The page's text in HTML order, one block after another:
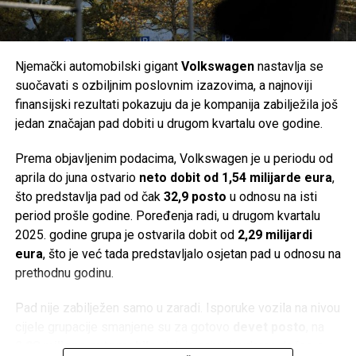
godina gotovo učetverostručeni, ali je širenje finansirano
velikim zaduživanjem i milijunskim investicijama,
Problemi su postali vidljivi već 2022. godine. Kompanija je
postala previše zavisna od Applea, dok su inflacija,
usporavanje svjetske ekonomije, slabija potražnja za
poremećaji u lancima snabdijevanja dodatno pogoršali
poslovanje.
Istovremeno, Vartine baterije za električna vozila nisu
ostvarile očekivani tržišni uspjeh. Njihov jedini poznati
kupac bio jePorsche, a proizvod je ostao ograničen na
manji segment hibridnih automobila.
Ima li Varta budućnost?
zdravstvo, posebno nakon obilnih kiša, kada postoji veća
mogućnost privremenog mikrobiološkog onečišćenja mora.
Share Post
Share
Tweet Share
Mail
Njemački automobilski gigant Volkswagennastavlja se
suočavati s ozbiljnim poslovnim izazovima, a najnoviji
finansijski rezultati pokazuju da je kompanija zabilježila još
jedan značajan pad dobiti u drugom kvartalu ove godine.
Prema objavljenim podacima, Volkswagen je u periodu od
aprila do juna ostvario neto dobit od 1,54 milijarde eura,
što predstavlja pad od čak 32,9 posto u odnosu na isti
period prošle godine. Poređenja radi, u drugom kvartalu
2025. godine grupa je ostvarila dobit od 2,29 milijardi
eura, što je već tada predstavljalo osjetan pad u odnosu na
prethodnu godinu.
Pad nije zabilježen samo u zaradi. Isporuke vozila na nivou
2,08 miliona automobila, dok je najveći udarac došao s